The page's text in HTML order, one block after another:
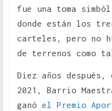
fue una toma
donde están los
carteles, pero no
de terrenos como
Diez años después,
2021, Barrio
ganó el Premio